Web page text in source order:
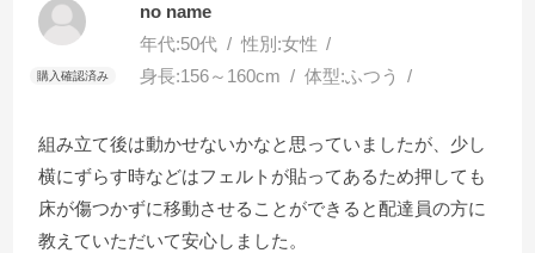
no name
年代:50代 性別:女性
身長:156～160cm 体型:ふつう
組み立て後は動かせないかなと思っていましたが、少し
横にずらす時などはフェルトが貼ってあるため押しても
床が傷つかずに移動させることができると配達員の方に
教えていただいて安心しました。